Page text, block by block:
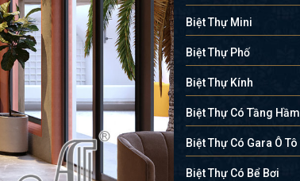
Biệt Thự Mini
Biệt Thự Phố
Biệt Thự Kính
Biệt Thự Có Tầng Hầm
Biệt Thự Có Gara Ô Tô
Biệt Thự Có Bể Bơi